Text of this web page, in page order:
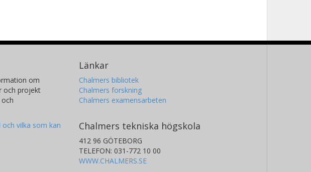
om
och projekt
vilka som kan
Länkar
Chalmers bibliotek
Chalmers forskning
Chalmers examensarbeten
Chalmers tekniska högskola
412 96 GÖTEBORG
TELEFON: 031-772 10 00
WWW.CHALMERS.SE